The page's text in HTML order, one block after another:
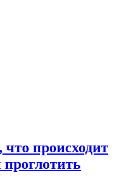
что происходит